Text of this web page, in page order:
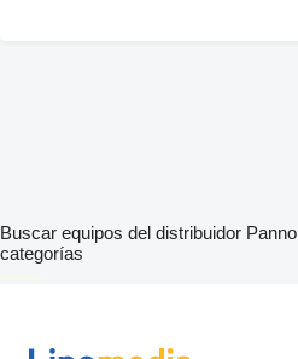
Buscar equipos del distribuidor
categorías
disallow-in-dsa